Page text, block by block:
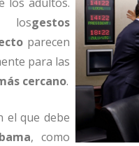
los adultos.
gestos
parecen
para las
cercano.
el que debe
, como